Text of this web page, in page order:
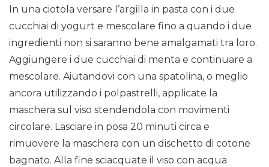
In una ciotola versare l’argilla in pasta con i due
cucchiai di yogurt e mescolare fino a quando i due
ingredienti non si saranno bene amalgamati tra loro.
Aggiungere i due cucchiai di menta e continuare a
mescolare. Aiutandovi con una spatolina, o meglio
ancora utilizzando i polpastrelli, applicate la
maschera sul viso stendendola con movimenti
circolare. Lasciare in posa 20 minuti circa e
rimuovere la maschera con un dischetto di cotone
bagnato. Alla fine sciacquate il viso con acqua